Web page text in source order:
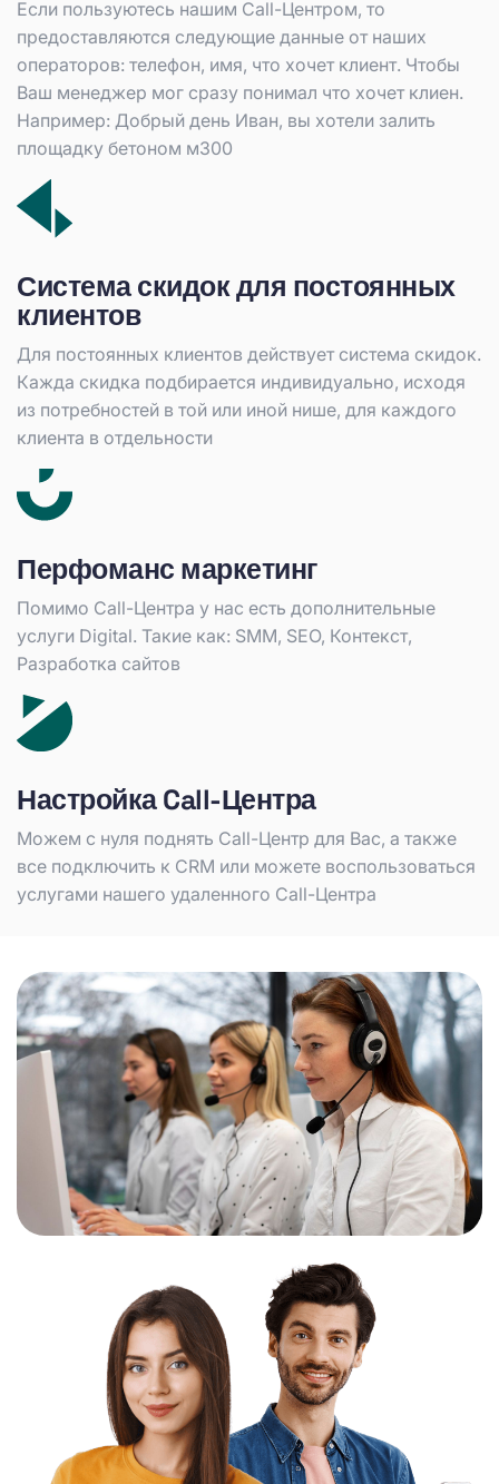
Если пользуютесь нашим Call-Центром, то
предоставляются следующие данные от наших
операторов: телефон, имя, что хочет клиент. Чтобы
Ваш менеджер мог сразу понимал что хочет клиен.
Например: Добрый день Иван, вы хотели залить
площадку бетоном м300
Система скидок для постоянных
клиентов
Для постоянных клиентов действует система скидок.
Кажда скидка подбирается индивидуально, исходя
из потребностей в той или иной нише, для каждого
клиента в отдельности
Перфоманс маркетинг
Помимо Call-Центра у нас есть дополнительные
услуги Digital. Такие как: SMM, SEO, Контекст,
Разработка сайтов
Настройка Call-Центра
Можем с нуля поднять Call-Центр для Вас, а также
все подключить к CRM или можете воспользоваться
услугами нашего удаленного Call-Центра